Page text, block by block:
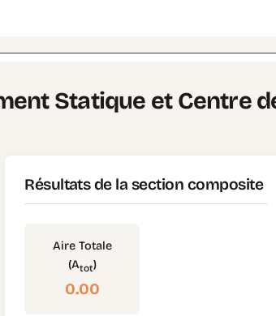
Statique et Centre
Résultats de la section composite
Aire Totale
(Atot)
0.00